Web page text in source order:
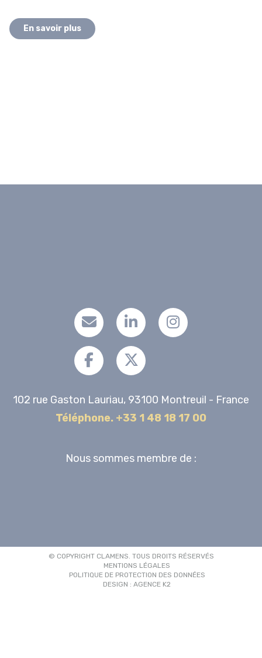
En savoir plus
102 rue Gaston Lauriau, 93100 Montreuil - France
Téléphone. +33 1 48 18 17 00
Nous sommes membre de :
© COPYRIGHT CLAMENS. TOUS DROITS RÉSERVÉS
MENTIONS LÉGALES
POLITIQUE DE PROTECTION DES DONNÉES
DESIGN : AGENCE K2